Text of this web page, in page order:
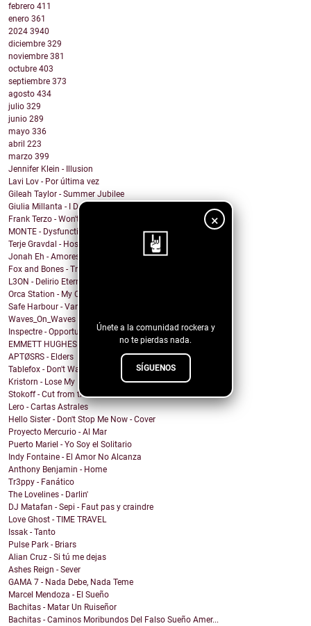
×
Únete a la comunidad rockera y
no te pierdas nada.
SÍGUENOS
febrero 411
enero 361
2024 3940
diciembre 329
noviembre 381
octubre 403
septiembre 373
agosto 434
julio 329
junio 289
mayo 336
abril 223
marzo 399
Jennifer Klein - Illusion
Lavi Lov - Por última vez
Gileah Taylor - Summer Jubilee
Giulia Millanta - I Dance My Way
Frank Terzo - Won't Dance Alone
MONTE - Dysfunctional Mess
Terje Gravdal - Hostage In My Home (feat. Frida H...
Jonah Eh - Amores de Fin de Semana
Fox and Bones - Tricks
L3ON - Delirio Eterno
Orca Station - My Compass
Safe Harbour - Vampire
Waves_On_Waves & Sonic Shades Of Blue & Castles Ma...
Inspectre - Opportunity
EMMETT HUGHES - What Will I Do
APTØSRS - Elders
Tablefox - Don't Wait For Me To Be What You Want M...
Kristorn - Lose My Mind
Stokoff - Cut from the Same Cloth
Lero - Cartas Astrales
Hello Sister - Don't Stop Me Now - Cover
Proyecto Mercurio - Al Mar
Puerto Mariel - Yo Soy el Solitario
Indy Fontaine - El Amor No Alcanza
Anthony Benjamin - Home
Tr3ppy - Fanático
The Lovelines - Darlin'
DJ Matafan - Sepi - Faut pas y craindre
Love Ghost - TIME TRAVEL
Issak - Tanto
Pulse Park - Briars
Alian Cruz - Si tú me dejas
Ashes Reign - Sever
GAMA 7 - Nada Debe, Nada Teme
Marcel Mendoza - El Sueño
Bachitas - Matar Un Ruiseñor
Bachitas - Caminos Moribundos Del Falso Sueño Amer...